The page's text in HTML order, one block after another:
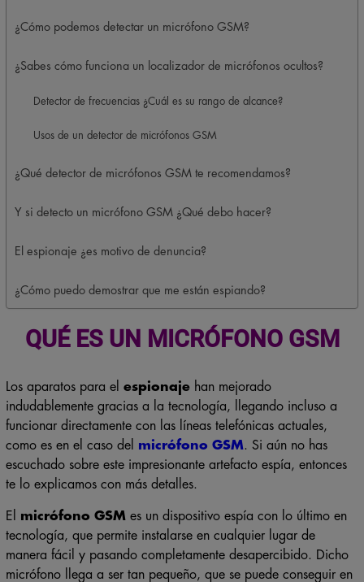
¿Cómo podemos detectar un micrófono GSM?
¿Sabes cómo funciona un localizador de micrófonos ocultos?
Detector de frecuencias ¿Cuál es su rango de alcance?
Usos de un detector de micrófonos GSM
¿Qué detector de micrófonos GSM te recomendamos?
Y si detecto un micrófono GSM ¿Qué debo hacer?
El espionaje ¿es motivo de denuncia?
¿Cómo puedo demostrar que me están espiando?
QUÉ ES UN MICRÓFONO GSM
Los aparatos para el espionajehan mejorado
indudablemente gracias a la tecnología, llegando incluso a
funcionar directamente con las líneas telefónicas actuales,
como es en el caso del micrófono GSM. Si aún no has
escuchado sobre este impresionante artefacto espía, entonces
te lo explicamos con más detalles.
El micrófono GSMes un dispositivo espía con lo último en
tecnología, que permite instalarse en cualquier lugar de
manera fácil y pasando completamente desapercibido. Dicho
micrófono llega a ser tan pequeño, que se puede conseguir en